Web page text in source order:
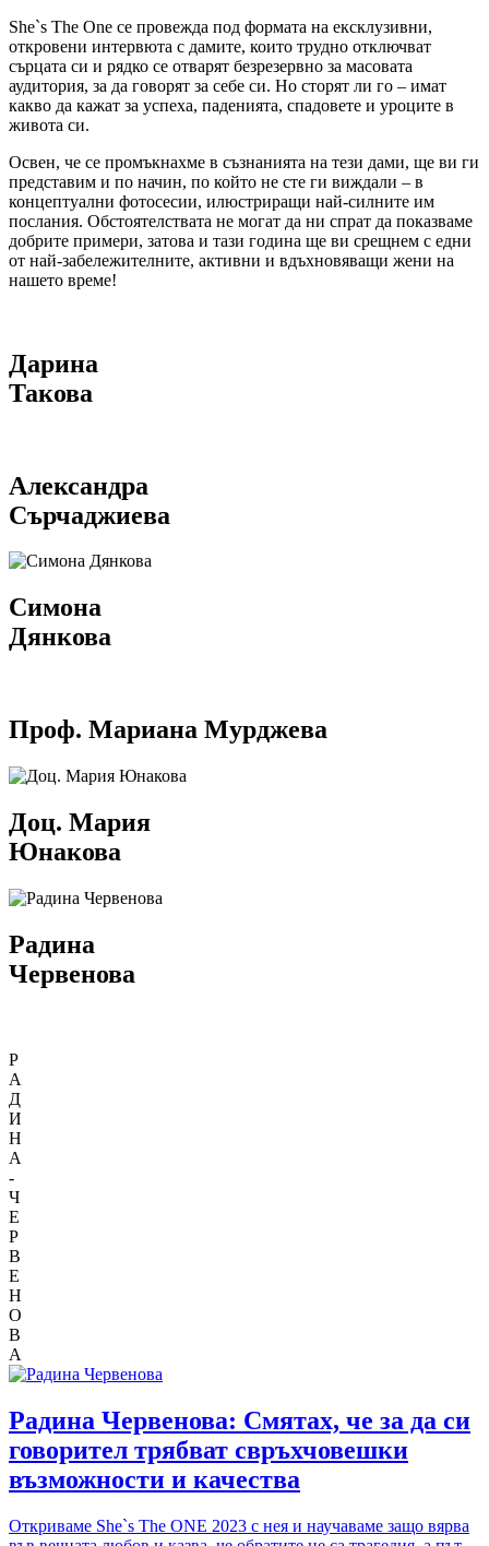
She`s The One се провежда под формата на ексклузивни,
откровени интервюта с дамите, които трудно отключват
сърцата си и рядко се отварят безрезервно за масовата
аудитория, за да говорят за себе си. Но сторят ли го – имат
какво да кажат за успеха, паденията, спадовете и уроците в
живота си.
Освен, че се промъкнахме в съзнанията на тези дами, ще ви ги
представим и по начин, по който не сте ги виждали – в
концептуални фотосесии, илюстриращи най-силните им
послания. Обстоятелствата не могат да ни спрат да показваме
добрите примери, затова и тази година ще ви срещнем с едни
от най-забележителните, активни и вдъхновяващи жени на
нашето време!
Дарина
Такова
Александра
Сърчаджиева
Симона
Дянкова
Проф. Мариана Мурджева
Доц. Мария
Юнакова
Радина
Червенова
Р
А
Д
И
Н
А
-
Ч
Е
Р
В
Е
Н
О
В
А
Радина Червенова: Смятах, че за да си
говорител трябват свръхчовешки
възможности и качества
Откриваме She`s The ONE 2023 с нея и научаваме защо вярва